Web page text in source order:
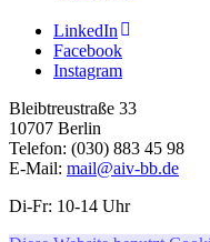
LinkedIn
Facebook
Instagram
Bleibtreustraße 33
10707 Berlin
Telefon: (030) 883 45 98
E-Mail: mail@aiv-bb.de
Di-Fr: 10-14 Uhr